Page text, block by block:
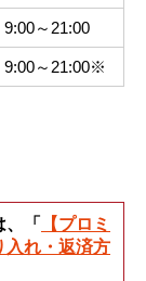
9:00～21:00
9:00～21:00※
「
【プロミ
入れ・返済方